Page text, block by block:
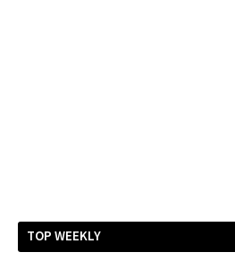
TOP WEEKLY